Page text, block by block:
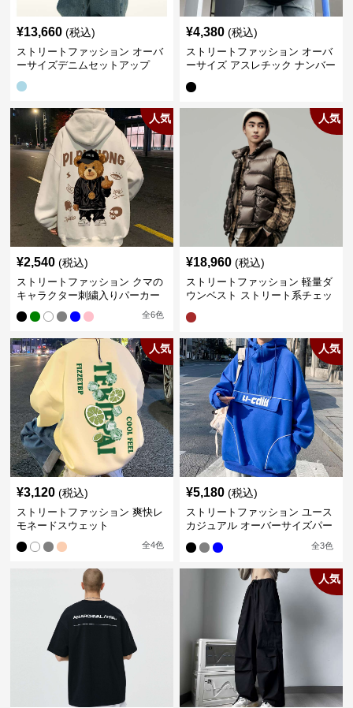
¥13,660 (税込)
ストリートファッション オーバ
ーサイズデニムセットアップ
¥4,380 (税込)
ストリートファッション オーバ
ーサイズ アスレチック ナンバー
人気
¥2,540 (税込)
ストリートファッション クマの
キャラクター刺繍入りパーカー
全6色
人気
¥18,960 (税込)
ストリートファッション 軽量ダ
ウンベスト ストリート系チェッ
人気
¥3,120 (税込)
ストリートファッション 爽快レ
モネードスウェット
全4色
人気
¥5,180 (税込)
ストリートファッション ユース
カジュアル オーバーサイズパー
全3色
人気